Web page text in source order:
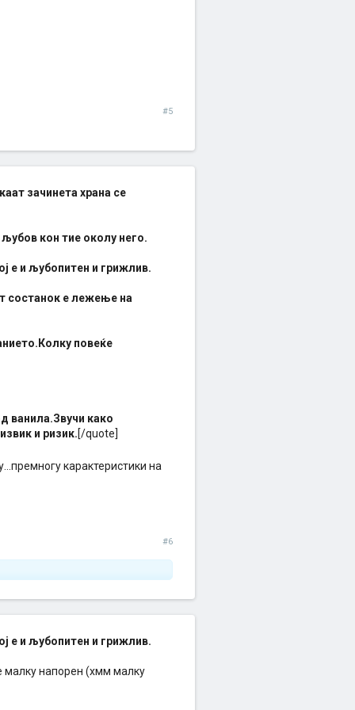
#5
зачинета храна се
кон тие околу него.
е и љубопитен и грижлив.
состанок е лежење на
повеќе
ванила.Звучи како
и ризик.[/quote]
карактеристики на
#6
е и љубопитен и грижлив.
малку напорен (хмм малку